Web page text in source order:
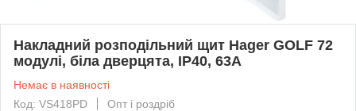
Накладний розподільний щит Hager GOLF 72
модулі, біла дверцята, IP40, 63А
Немає в наявності
Код: VS418PD
Опт і роздріб